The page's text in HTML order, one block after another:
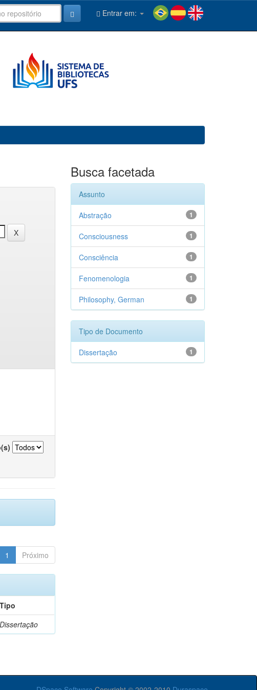
Entrar em:
1 Próximo
Tipo
Dissertação
Busca facetada
Assunto
1
Abstração
1
Consciousness
1
Consciência
1
Fenomenologia
1
Philosophy, German
Tipo de Documento
1
Dissertação